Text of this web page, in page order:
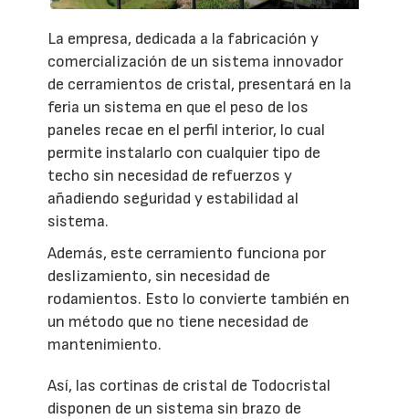
La empresa, dedicada a la fabricación y
comercialización de un sistema innovador
de cerramientos de cristal, presentará en la
feria un sistema en que el peso de los
paneles recae en el perfil interior, lo cual
permite instalarlo con cualquier tipo de
techo sin necesidad de refuerzos y
añadiendo seguridad y estabilidad al
sistema.
Además, este cerramiento funciona por
deslizamiento, sin necesidad de
rodamientos. Esto lo convierte también en
un método que no tiene necesidad de
mantenimiento.
Así, las cortinas de cristal de Todocristal
disponen de un sistema sin brazo de